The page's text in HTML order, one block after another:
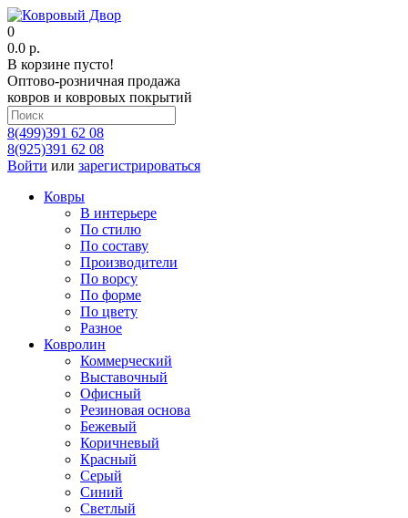
0
0.0 р.
В корзине пусто!
Оптово-розничная продажа
ковров и ковровых покрытий
8(499)391 62 08
8(925)391 62 08
Войти или зарегистрироваться
Ковры
В интерьере
По стилю
По составу
Производители
По ворсу
По форме
По цвету
Разное
Ковролин
Коммерческий
Выставочный
Офисный
Резиновая основа
Бежевый
Коричневый
Красный
Серый
Синий
Светлый